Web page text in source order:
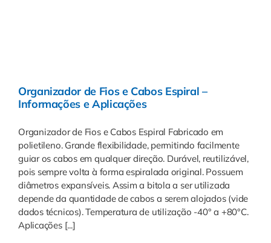
Organizador de Fios e Cabos Espiral –
Informações e Aplicações
Organizador de Fios e Cabos Espiral Fabricado em
polietileno. Grande flexibilidade, permitindo facilmente
guiar os cabos em qualquer direção. Durável, reutilizável,
pois sempre volta à forma espiralada original. Possuem
diâmetros expansíveis. Assim a bitola a ser utilizada
depende da quantidade de cabos a serem alojados (vide
dados técnicos). Temperatura de utilização -40° a +80°C.
Aplicações [...]